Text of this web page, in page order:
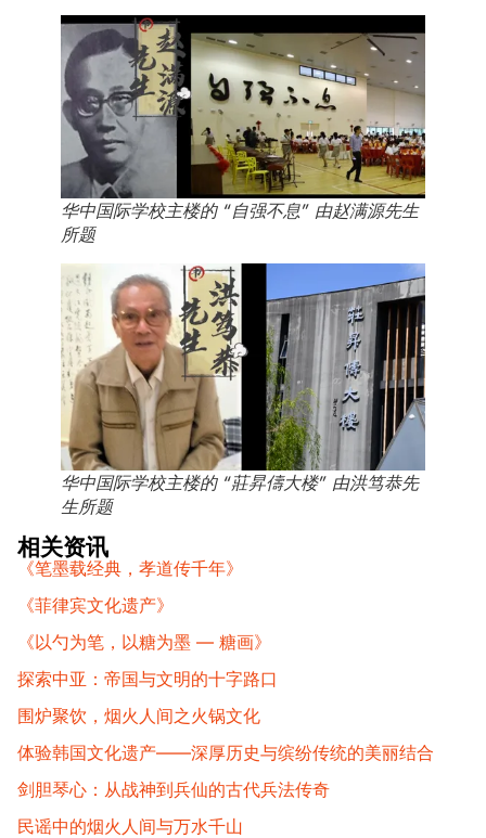
华中国际学校主楼的 “自强不息” 由赵满源先生
所题
华中国际学校主楼的 “莊昇儔大楼” 由洪笃恭先
生所题
相关资讯
《笔墨载经典，孝道传千年》
《菲律宾文化遗产》
《以勺为笔，以糖为墨 — 糖画》
探索中亚：帝国与文明的十字路口
围炉聚饮，烟火人间之火锅文化
体验韩国文化遗产——深厚历史与缤纷传统的美丽结合
剑胆琴心：从战神到兵仙的古代兵法传奇
民谣中的烟火人间与万水千山